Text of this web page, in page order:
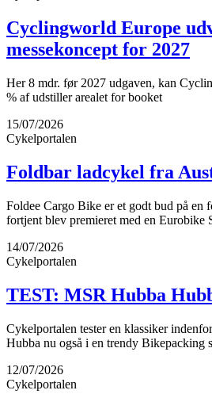
Cyclingworld Europe
messekoncept for 2027
Her 8 mdr. før 2027 udgaven, kan
% af udstiller arealet for booket
15/07/2026
Cykelportalen
Foldbar ladcykel fra
Foldee Cargo Bike er et godt bud på en
fortjent blev premieret med en Eurobike
14/07/2026
Cykelportalen
TEST: MSR Hubba
Cykelportalen tester en klassiker
Hubba nu også i en trendy Bikepacking
12/07/2026
Cykelportalen